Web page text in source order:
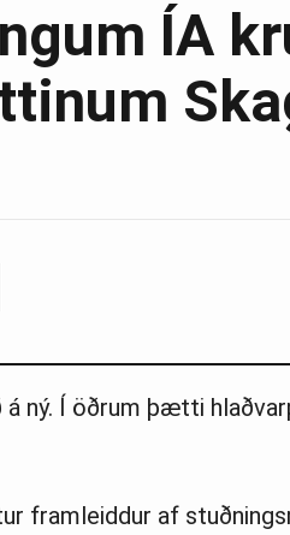
ÍA
ný. Í öðrum þætti
framleiddur af